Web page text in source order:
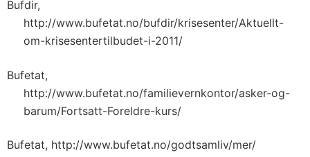
Bufdir,
http://www.bufetat.no/bufdir/krisesenter/Aktuellt-
om-krisesentertilbudet-i-2011/
Bufetat,
http://www.bufetat.no/familievernkontor/asker-og-
barum/Fortsatt-Foreldre-kurs/
Bufetat, http://www.bufetat.no/godtsamliv/mer/